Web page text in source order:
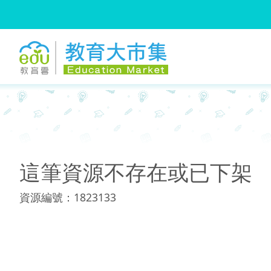
:::
這筆資源不存在或已下架
資源編號：1823133